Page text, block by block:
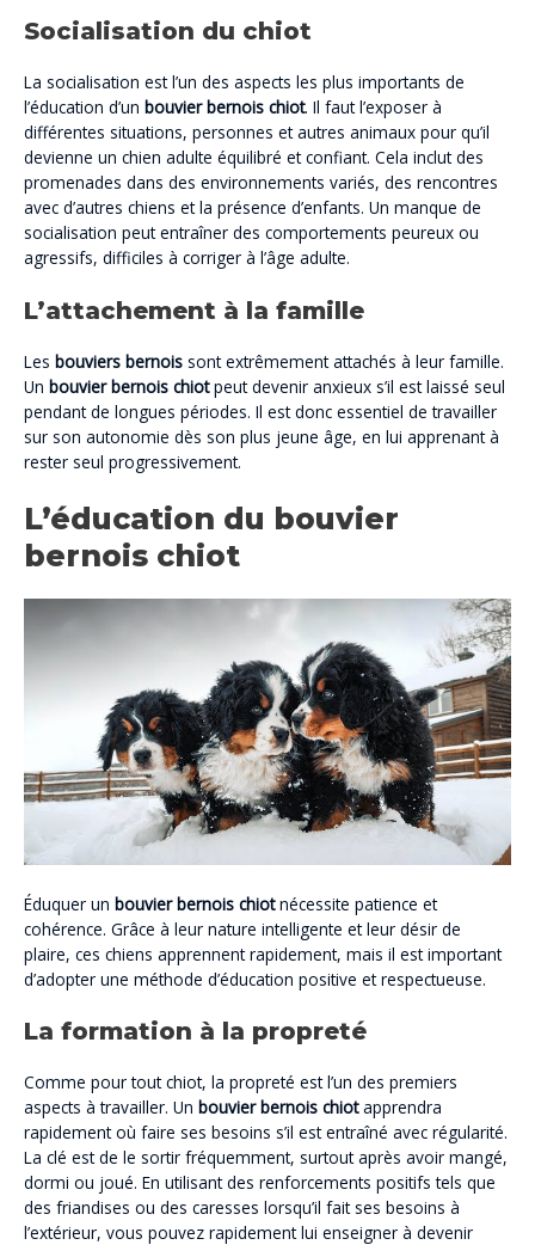
Socialisation du chiot
La socialisation est l’un des aspects les plus importants de
l’éducation d’un bouvier bernois chiot. Il faut l’exposer à
différentes situations, personnes et autres animaux pour qu’il
devienne un chien adulte équilibré et confiant. Cela inclut des
promenades dans des environnements variés, des rencontres
avec d’autres chiens et la présence d’enfants. Un manque de
socialisation peut entraîner des comportements peureux ou
agressifs, difficiles à corriger à l’âge adulte.
L’attachement à la famille
Les bouviers bernois sont extrêmement attachés à leur famille.
Un bouvier bernois chiotpeut devenir anxieux s’il est laissé seul
pendant de longues périodes. Il est donc essentiel de travailler
sur son autonomie dès son plus jeune âge, en lui apprenant à
rester seul progressivement.
L’éducation du bouvier
bernois chiot
Éduquer un bouvier bernois chiotnécessite patience et
cohérence. Grâce à leur nature intelligente et leur désir de
plaire, ces chiens apprennent rapidement, mais il est important
d’adopter une méthode d’éducation positive et respectueuse.
La formation à la propreté
Comme pour tout chiot, la propreté est l’un des premiers
aspects à travailler. Un bouvier bernois chiotapprendra
rapidement où faire ses besoins s’il est entraîné avec régularité.
La clé est de le sortir fréquemment, surtout après avoir mangé,
dormi ou joué. En utilisant des renforcements positifs tels que
des friandises ou des caresses lorsqu’il fait ses besoins à
l’extérieur, vous pouvez rapidement lui enseigner à devenir